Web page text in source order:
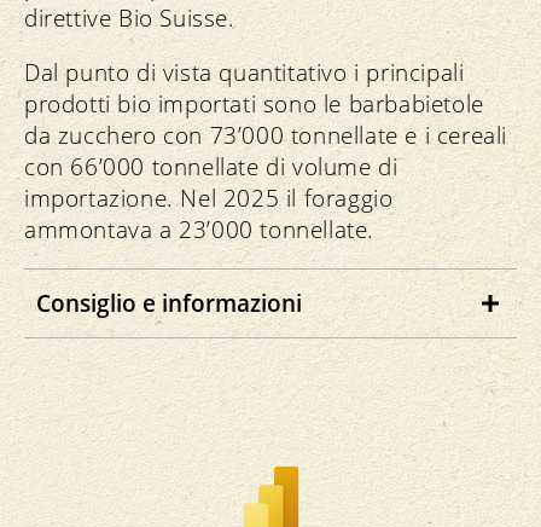
direttive Bio Suisse.
Dal punto di vista quantitativo i principali
prodotti bio importati sono le barbabietole
da zucchero con 73’000 tonnellate e i cereali
con 66’000 tonnellate di volume di
importazione. Nel 2025 il foraggio
ammontava a 23’000 tonnellate.
Consiglio e informazioni
Nella scheda «Origine» potete cercare
determinati prodotti come «semi di zucca»
o «mango essiccato» per scoprire quante
tonnellate sono state importate e da quali
Paesi.